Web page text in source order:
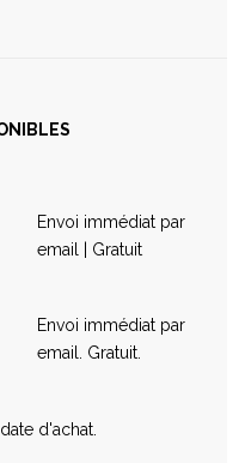
Envoi immédiat par
email | Gratuit
Envoi immédiat par
email. Gratuit.
d'achat.